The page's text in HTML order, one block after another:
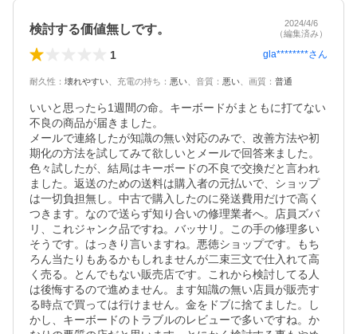
検討する価値無しです。
2024/4/6
（編集済み）
1 gla********さん
耐久性 ： 壊れやすい 充電の持ち ： 悪い 音質 ： 悪い 画質 ： 普通
いいと思ったら1週間の命。キーボードがまともに打てない
不良の商品が届きました。
メールで連絡したが知識の無い対応のみで、改善方法や初
期化の方法を試してみて欲しいとメールで回答来ました。
色々試したが、結局はキーボードの不良で交換だと言われ
ました。返送のための送料は購入者の元払いで、ショップ
は一切負担無し。中古で購入したのに発送費用だけで高く
つきます。なので送らず知り合いの修理業者へ。店員ズバ
リ、これジャンク品ですね。バッサリ。この手の修理多い
そうです。はっきり言いますね。悪徳ショップです。もち
ろん当たりもあるかもしれませんが二束三文で仕入れて高
く売る。とんでもない販売店です。これから検討してる人
は後悔するので進めません。ます知識の無い店員が販売す
る時点で買っては行けません。金をドブに捨てました。し
かし、キーボードのトラブルのレビューで多いですね。か